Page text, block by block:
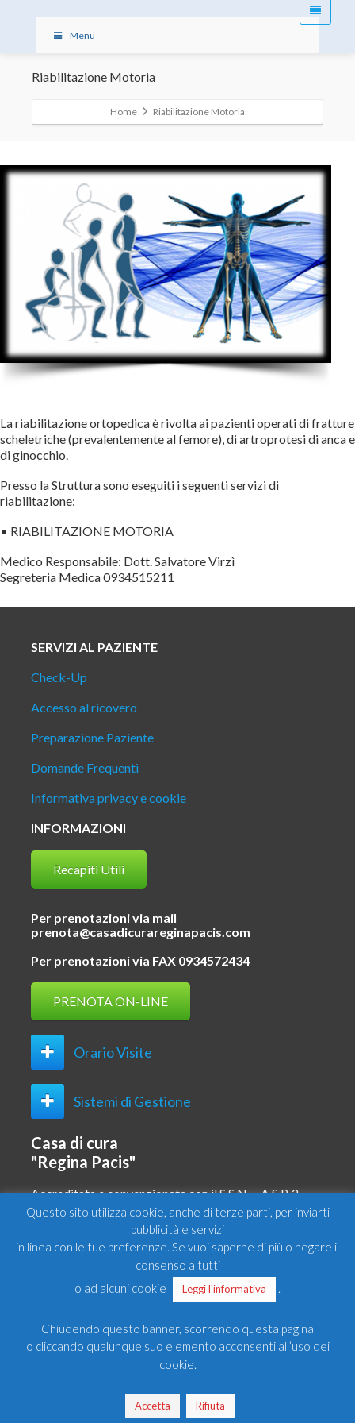
Menu
Riabilitazione Motoria
Home Riabilitazione Motoria
La riabilitazione ortopedica è rivolta ai pazienti operati di fratture
scheletriche (prevalentemente al femore), di artroprotesi di anca e
di ginocchio.
Presso la Struttura sono eseguiti i seguenti servizi di
riabilitazione:
• RIABILITAZIONE MOTORIA
Medico Responsabile: Dott. Salvatore Virzì
Segreteria Medica 0934515211
SERVIZI AL PAZIENTE
Check-Up
Accesso al ricovero
Preparazione Paziente
Domande Frequenti
Informativa privacy e cookie
Visite Totali: [CPD_VISITORS_TOTAL]
INFORMAZIONI
Recapiti Utili
Per prenotazioni via mail
prenota@casadicurareginapacis.com
Per prenotazioni via FAX 0934572434
PRENOTA ON-LINE
Orario Visite
Sistemi di Gestione
Casa di cura
"Regina Pacis"
Accreditata e convenzionata con il S.S.N. – A.S.P. 2 –
CL
SKEMA Iniziative Sanitarie Srl
Via Principe di Scalea 3/5
93017 San Cataldo – (CL)
Pec: cdcreginapacis@pec.it
C.C.I.A.A. CL 49688 – Trib. CL 2597
Società Unipersonale
P.IVA 00195960851
Questo sito utilizza cookie, anche di terze parti, per inviarti
pubblicità e servizi
in linea con le tue preferenze. Se vuoi saperne di più o negare il
consenso a tutti
o ad alcuni cookie
Leggi l'informativa .
Chiudendo questo banner, scorrendo questa pagina
o cliccando qualunque suo elemento acconsenti all’uso dei
cookie.
Accetta Rifiuta